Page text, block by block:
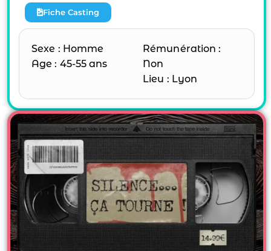
Fiche Casting
Sexe : Homme
Age : 45-55 ans
Rémunération :
Non
Lieu : Lyon